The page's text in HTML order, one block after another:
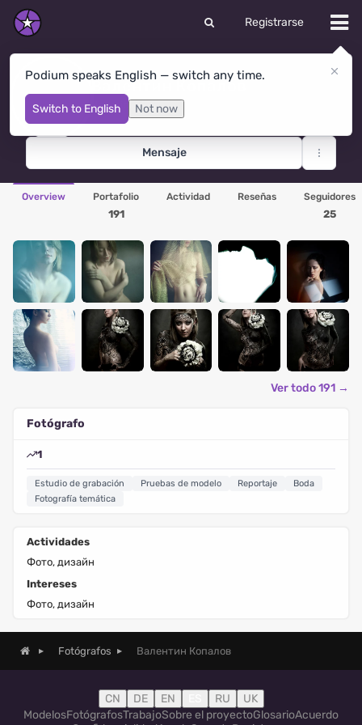
Registrarse
Podium speaks English — switch any time.
Switch to English Not now
Валентин Копалов
Novosibirsk· Rusia
Mensaje
Overview Portafolio
191
Actividad Reseñas Seguidores
25
Ver todo 191 →
Fotógrafo
1
Estudio de grabación Pruebas de modelo Reportaje
Boda
Fotografía temática
Actividades
Фото, дизайн
Intereses
Фото, дизайн
Fotógrafos Валентин Копалов
CN DE EN RU
UK
ModelosFotógrafosTrabajoSobre el proyectoGlosarioAcuerdo